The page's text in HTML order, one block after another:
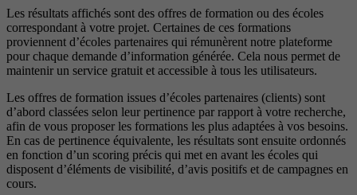
Les résultats affichés sont des offres de formation ou des écoles
correspondant à votre projet. Certaines de ces formations
proviennent d’écoles partenaires qui rémunèrent notre plateforme
pour chaque demande d’information générée. Cela nous permet de
maintenir un service gratuit et accessible à tous les utilisateurs.
Les offres de formation issues d’écoles partenaires (clients) sont
d’abord classées selon leur pertinence par rapport à votre recherche,
afin de vous proposer les formations les plus adaptées à vos besoins.
En cas de pertinence équivalente, les résultats sont ensuite ordonnés
en fonction d’un scoring précis qui met en avant les écoles qui
disposent d’éléments de visibilité, d’avis positifs et de campagnes en
cours.